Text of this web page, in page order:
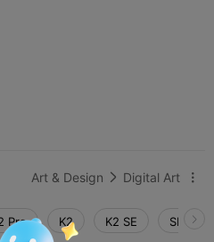
Art & Design  Digital Art 
Pro K2 K2 SE